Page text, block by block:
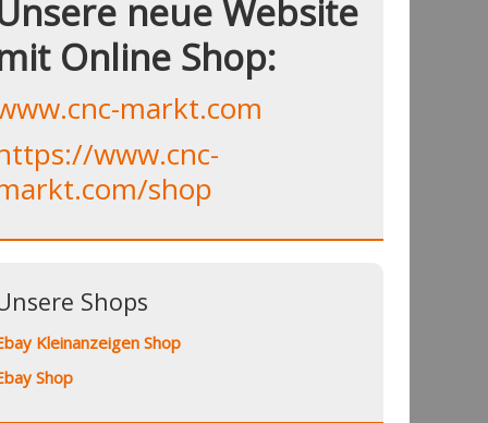
neue Website
Online Shop:
markt.com
www.cnc-
shop
Shops
Kleinanzeigen Shop
Shop